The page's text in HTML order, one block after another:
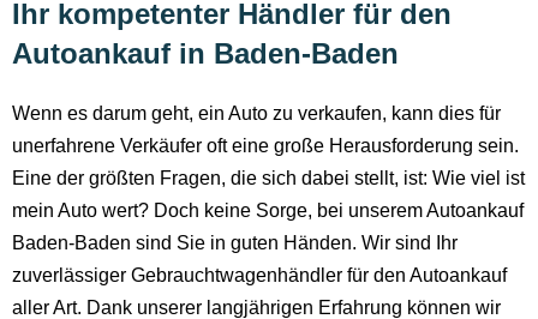
Ihr kompetenter Händler für den
Autoankauf in Baden-Baden
Wenn es darum geht, ein Auto zu verkaufen, kann dies für
unerfahrene Verkäufer oft eine große Herausforderung sein.
Eine der größten Fragen, die sich dabei stellt, ist: Wie viel ist
mein Auto wert? Doch keine Sorge, bei unserem Autoankauf
Baden-Baden sind Sie in guten Händen. Wir sind Ihr
zuverlässiger Gebrauchtwagenhändler für den Autoankauf
aller Art. Dank unserer langjährigen Erfahrung können wir